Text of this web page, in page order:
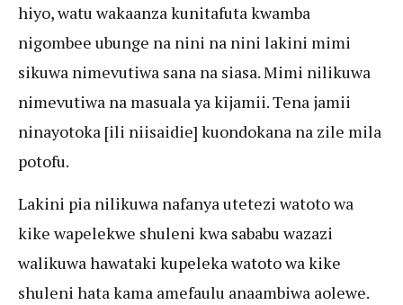
hiyo, watu wakaanza kunitafuta kwamba
nigombee ubunge na nini na nini lakini mimi
sikuwa nimevutiwa sana na siasa. Mimi nilikuwa
nimevutiwa na masuala ya kijamii. Tena jamii
ninayotoka [ili niisaidie] kuondokana na zile mila
potofu.
Lakini pia nilikuwa nafanya utetezi watoto wa
kike wapelekwe shuleni kwa sababu wazazi
walikuwa hawataki kupeleka watoto wa kike
shuleni hata kama amefaulu anaambiwa aolewe.